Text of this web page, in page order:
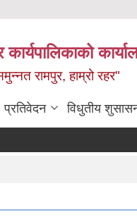
रामपुर, हाम्रो रहर"
प्रतिवेदन विधुतीय